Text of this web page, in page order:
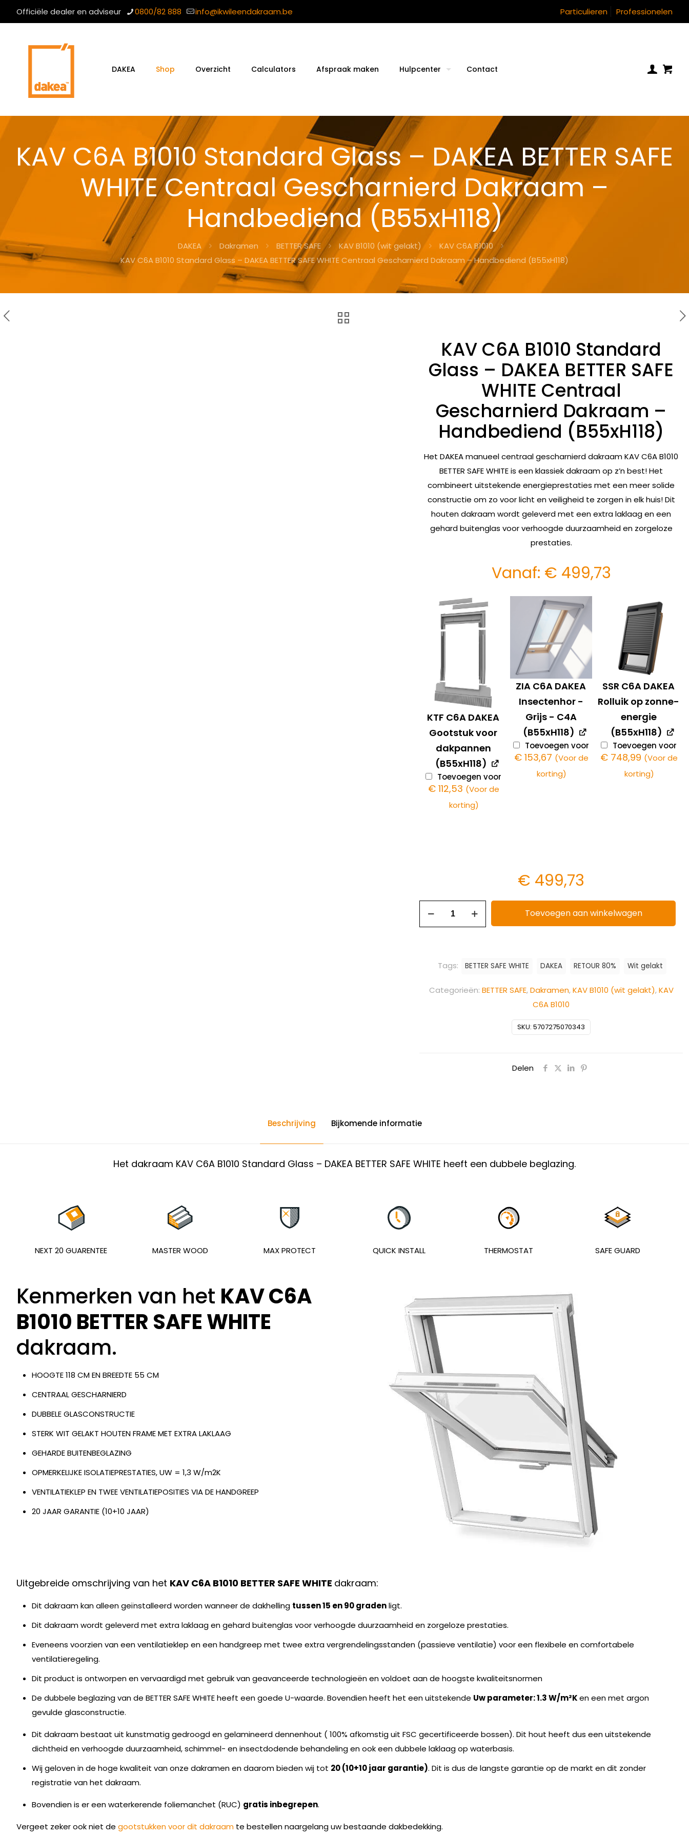
Officiële dealer en adviseur 0800/82 888 info@ikwileendakraam.be Particulieren Professionelen
DAKEA Shop Overzicht Calculators Afspraak maken Hulpcenter Contact
KAV C6A B1010 Standard Glass – DAKEA BETTER SAFE
WHITE Centraal Gescharnierd Dakraam –
Handbediend (B55xH118)
DAKEA Dakramen BETTER SAFE KAV B1010 (wit gelakt)
KAV C6A B1010
KAV C6A B1010 Standard Glass – DAKEA BETTER SAFE WHITE Centraal Gescharnierd Dakraam – Handbediend (B55xH118)
KAV C6A B1010 Standard
Glass – DAKEA BETTER SAFE
WHITE Centraal
Gescharnierd Dakraam –
Handbediend (B55xH118)
Het DAKEA manueel centraal gescharnierd dakraam KAV C6A B1010
BETTER SAFE WHITE is een klassiek dakraam op z’n best! Het
combineert uitstekende energieprestaties met een meer solide
constructie om zo voor licht en veiligheid te zorgen in elk huis! Dit
houten dakraam wordt geleverd met een extra laklaag en een
gehard buitenglas voor verhoogde duurzaamheid en zorgeloze
prestaties.
Vanaf: € 499,73
KTF C6A DAKEA
Gootstuk voor
dakpannen
(B55xH118)
Toevoegen voor
€ 112,53 (Voor de
korting)
ZIA C6A DAKEA
Insectenhor -
Grijs - C4A
(B55xH118)
Toevoegen voor
€ 153,67 (Voor de
korting)
SSR C6A DAKEA
Rolluik op zonne-
energie
(B55xH118)
Toevoegen voor
€ 748,99 (Voor de
korting)
€ 499,73
Toevoegen aan winkelwagen
SKU:5707275070343
Categorieën: BETTER SAFE,Dakramen,KAV B1010 (wit gelakt),KAV
C6A B1010
Tags: BETTER SAFE WHITE DAKEA RETOUR 80% Wit gelakt
Delen
Beschrijving Bijkomende informatie
Het dakraam KAV C6A B1010 Standard Glass – DAKEA BETTER SAFE WHITE heeft een dubbele beglazing.
NEXT 20 GUARENTEE MASTER WOOD MAX PROTECT QUICK INSTALL THERMOSTAT SAFE GUARD
Kenmerken van het KAV C6A
B1010 BETTER SAFE WHITE
dakraam.
HOOGTE 118 CM EN BREEDTE 55 CM
CENTRAAL GESCHARNIERD
DUBBELE GLASCONSTRUCTIE
STERK WIT GELAKT HOUTEN FRAME MET EXTRA LAKLAAG
GEHARDE BUITENBEGLAZING
OPMERKELIJKE ISOLATIEPRESTATIES, UW = 1,3 W/m2K
VENTILATIEKLEP EN TWEE VENTILATIEPOSITIES VIA DE HANDGREEP
20 JAAR GARANTIE (10+10 JAAR)
Uitgebreide omschrijving van het KAV C6A B1010 BETTER SAFE WHITE dakraam:
Dit dakraam kan alleen geïnstalleerd worden wanneer de dakhelling tussen 15 en 90 gradenligt.
Dit dakraam wordt geleverd met extra laklaag en gehard buitenglas voor verhoogde duurzaamheid en zorgeloze prestaties.
Eveneens voorzien van een ventilatieklep en een handgreep met twee extra vergrendelingsstanden (passieve ventilatie) voor een flexibele en comfortabele
ventilatieregeling.
Dit product is ontworpen en vervaardigd met gebruik van geavanceerde technologieën en voldoet aan de hoogste kwaliteitsnormen
De dubbele beglazing van de BETTER SAFE WHITE heeft een goede U-waarde. Bovendien heeft het een uitstekende Uw parameter: 1.3 W/m²Ken een met argon
gevulde glasconstructie.
Dit dakraam bestaat uit kunstmatig gedroogd en gelamineerd dennenhout ( 100% afkomstig uit FSC gecertificeerde bossen). Dit hout heeft dus een uitstekende
dichtheid en verhoogde duurzaamheid, schimmel- en insectdodende behandeling en ook een dubbele laklaag op waterbasis.
Wij geloven in de hoge kwaliteit van onze dakramen en daarom bieden wij tot 20 (10+10 jaar garantie). Dit is dus de langste garantie op de markt en dit zonder
registratie van het dakraam.
Bovendien is er een waterkerende foliemanchet (RUC) gratis inbegrepen.
Vergeet zeker ook niet de gootstukken voor dit dakraam te bestellen naargelang uw bestaande dakbedekking.